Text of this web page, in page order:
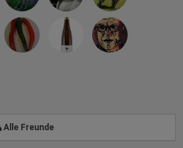
Alle Freunde